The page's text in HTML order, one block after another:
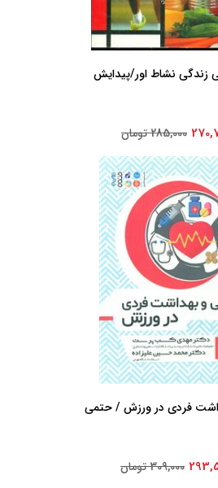
زندگی نشاط اور/پیدایش
285,000 تومان
فردی در ورزش / حتمی
309,000 تومان